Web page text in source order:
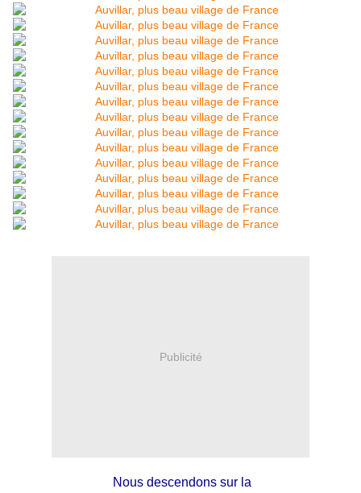
Publicité
Nous descendons sur la